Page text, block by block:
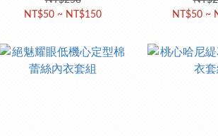
NT$50 ~ NT$150
NT$50 ~